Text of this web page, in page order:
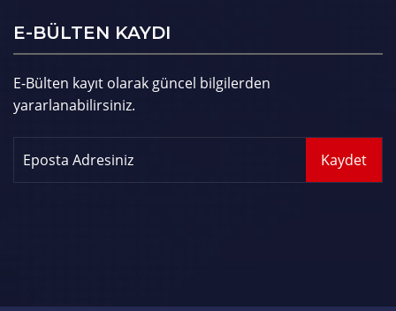
E-BÜLTEN KAYDI
E-Bülten kayıt olarak güncel bilgilerden
yararlanabilirsiniz.